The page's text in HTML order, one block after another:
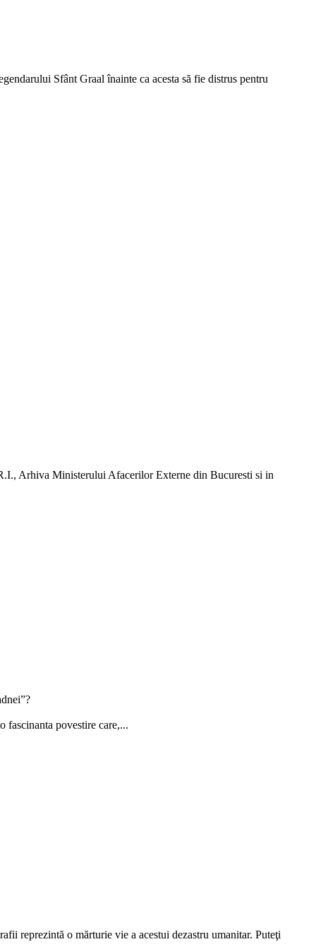
Sfânt Graal înainte ca acesta să fie distrus pentru
Arhiva Ministerului Afacerilor Externe din Bucuresti si in
povestire care,...
reprezintă o mărturie vie a acestui dezastru umanitar. Puteţi